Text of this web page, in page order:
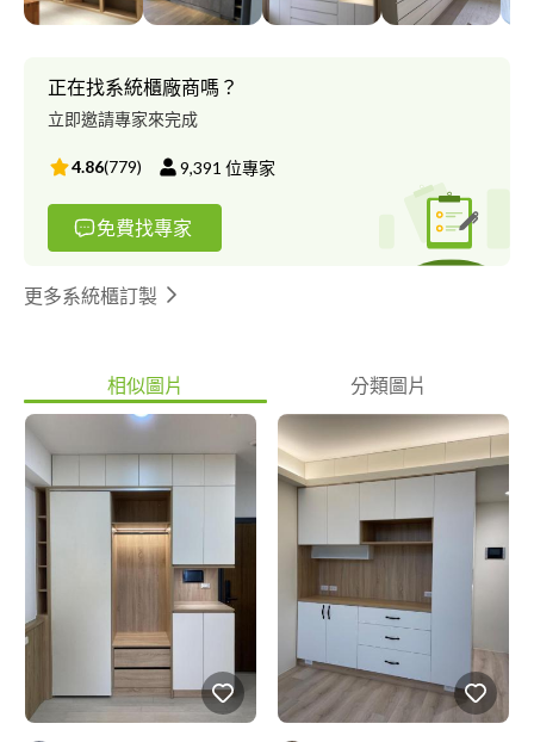
正在找系統櫃廠商嗎？
立即邀請專家來完成
4.86(779) 9,391 位專家
免費找專家
更多系統櫃訂製
相似圖片 分類圖片